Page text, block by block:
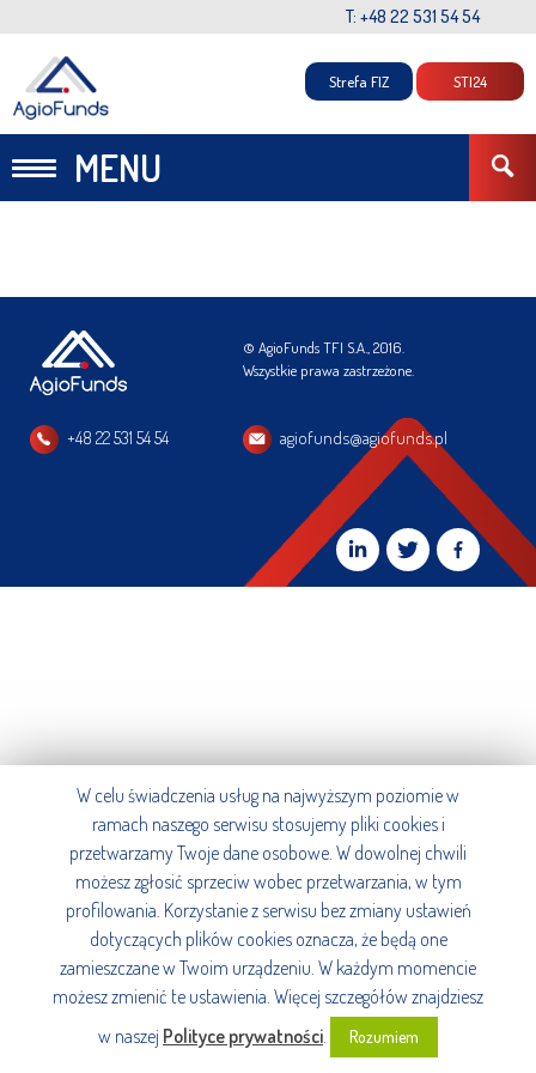
T: +48 22 531 54 54
MENU
Strefa FIZ STI24
© AgioFunds TFI S.A., 2016.
Wszystkie prawa zastrzeżone.
+48 22 531 54 54 agiofunds@agiofunds.pl
W celu świadczenia usług na najwyższym poziomie w
ramach naszego serwisu stosujemy pliki cookies i
przetwarzamy Twoje dane osobowe. W dowolnej chwili
możesz zgłosić sprzeciw wobec przetwarzania, w tym
profilowania. Korzystanie z serwisu bez zmiany ustawień
dotyczących plików cookies oznacza, że będą one
zamieszczane w Twoim urządzeniu. W każdym momencie
możesz zmienić te ustawienia. Więcej szczegółów znajdziesz
w naszej Polityce prywatności. Rozumiem